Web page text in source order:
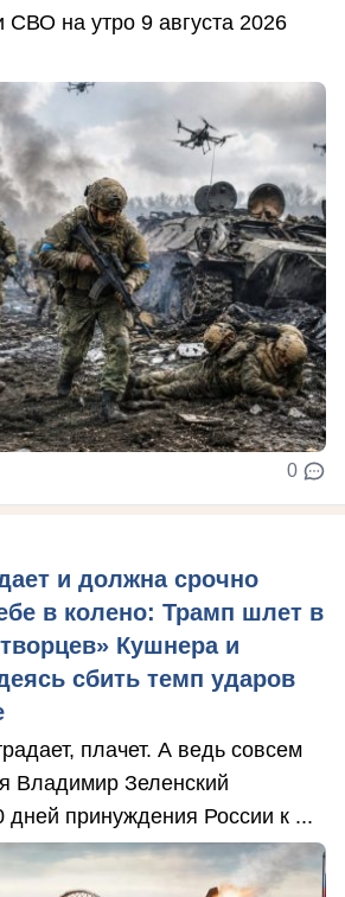
СВО на утро 9 августа 2026
0
и должна срочно
в колено: Трамп шлет в
Кушнера и
сбить темп ударов
плачет. А ведь совсем
Владимир Зеленский
дней принуждения России к ...